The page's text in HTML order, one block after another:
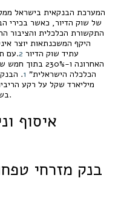
המערכת הבנקאית בישראל
של שוק הדיור, כאשר בכירי
התקשורת הכלכלית והציבור
היקף המשכנתאות יוצר
עתיד שוק הדיור 2
האחרונה ו-
הכלכלה הישראלית" 1
מיליארד שקל על רקע
בשמירה על פעילות גבוהה בתחום המשכנתאות.
איסוף
בנק מזרחי